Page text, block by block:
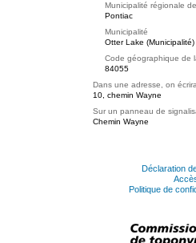
Municipalité régionale
Pontiac
Municipalité
Otter Lake (Municipalité)
Code géographique de
84055
Dans une adresse, on
10, chemin Wayne
Sur un panneau de
Chemin Wayne
Déclaration
Politique de